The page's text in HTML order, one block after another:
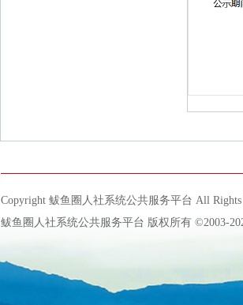
Copyright 鲅鱼圈人社系统公共服务平台 All Rights
鲅鱼圈人社系统公共服务平台 版权所有 ©2003-